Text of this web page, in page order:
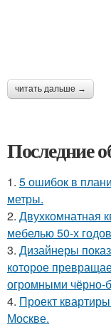
читать дальше →
Последние
1. 5 ошибок в
метры.
2. Двухкомнатная
мебелью 50-х
3. Дизайнеры
которое
огромными
4. Проект
Москве.